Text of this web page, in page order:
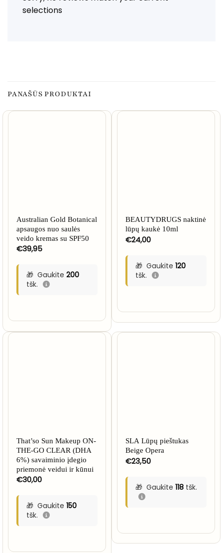
selections
PANAŠŪS PRODUKTAI
Australian Gold Botanical
apsaugos nuo saulės
veido kremas su SPF50
€39,95
Gaukite 200
tšk.
BEAUTYDRUGS naktinė
lūpų kaukė 10ml
€24,00
Gaukite 120
tšk.
That’so Sun Makeup ON-
THE-GO CLEAR (DHA
6%) savaiminio įdegio
priemonė veidui ir kūnui
€30,00
Gaukite 150
tšk.
SLA Lūpų pieštukas
Beige Opera
€23,50
Gaukite 118tšk.